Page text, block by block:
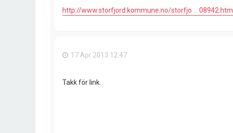
http://www.storfjord.kommune.no/storfjo ... 08942.html
17 Apr 2013 12:47
Takk för link.